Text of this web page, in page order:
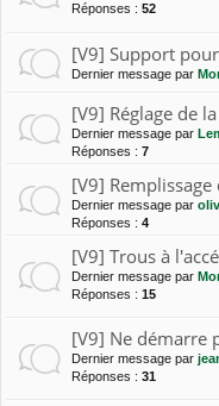
Réponses : 52
[V9] Support
Dernier message par
[V9] Réglage de
Dernier message par
Réponses : 7
[V9]
Dernier message par
Réponses : 4
[V9] Trous à
Dernier message par
Réponses : 15
[V9] Ne démarre
Dernier message par
Réponses : 31